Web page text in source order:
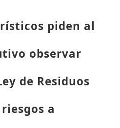
piden al
observar
de Residuos
a